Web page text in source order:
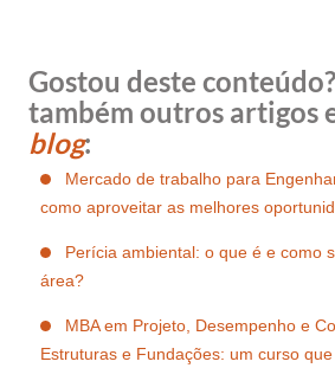
Gostou deste
também outros artigos
blog:
Mercado de trabalho para
como aproveitar as melhores
Perícia ambiental: o que é e como
área?
MBA em Projeto, Desempenho e
Estruturas e Fundações: um curso